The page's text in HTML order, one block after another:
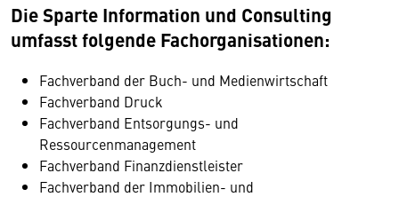
Die Sparte Information und Consulting
umfasst folgende Fachorganisationen:
Fachverband der Buch- und Medienwirtschaft
Fachverband Druck
Fachverband Entsorgungs- und
Ressourcenmanagement
Fachverband Finanzdienstleister
Fachverband der Immobilien- und